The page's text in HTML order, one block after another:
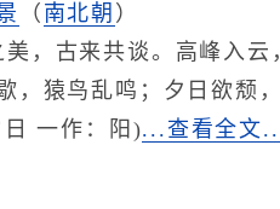
（ 南北朝 ）
美，古来共谈。高峰入
，猿鸟乱鸣；夕日欲颓
一作：阳)...查看全文